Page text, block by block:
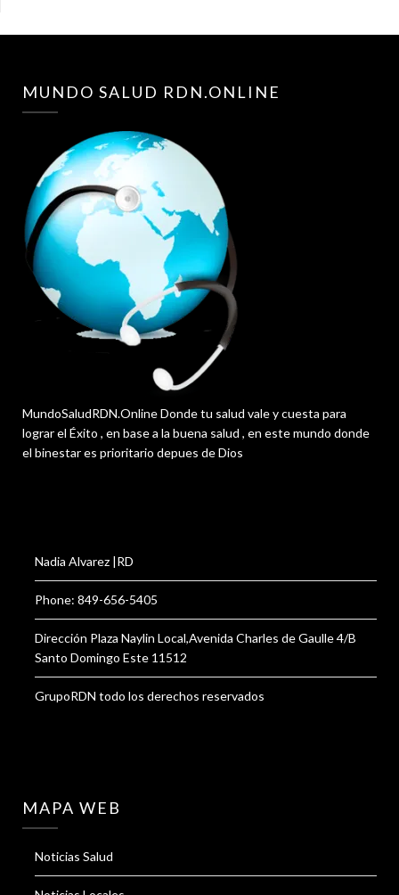
MUNDO SALUD RDN.ONLINE
MundoSaludRDN.Online Donde tu salud vale y cuesta para
lograr el Éxito , en base a la buena salud , en este mundo donde
el binestar es prioritario depues de Dios
Nadia Alvarez |RD
Phone: 849-656-5405
Dirección Plaza Naylin Local,Avenida Charles de Gaulle 4/B
Santo Domingo Este 11512
GrupoRDN todo los derechos reservados
MAPA WEB
Noticias Salud